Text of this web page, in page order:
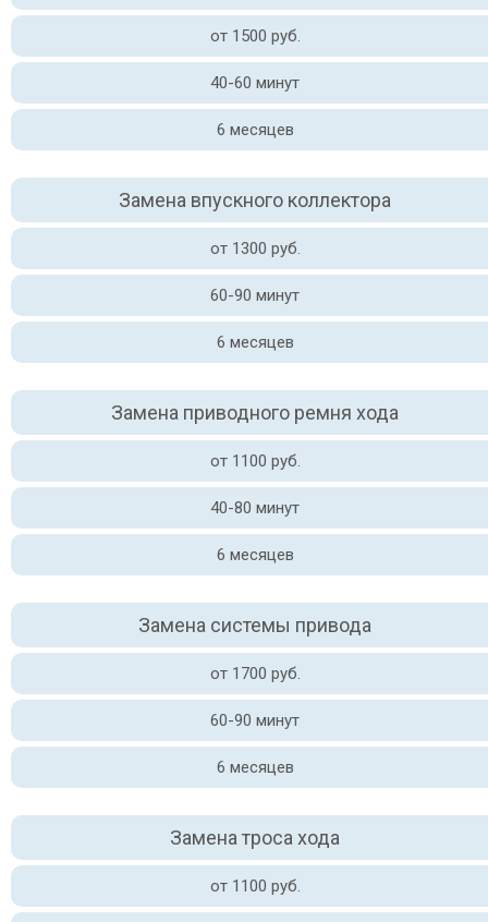
от 1500 руб.
40-60 минут
6 месяцев
Замена впускного коллектора
от 1300 руб.
60-90 минут
6 месяцев
Замена приводного ремня хода
от 1100 руб.
40-80 минут
6 месяцев
Замена системы привода
от 1700 руб.
60-90 минут
6 месяцев
Замена троса хода
от 1100 руб.